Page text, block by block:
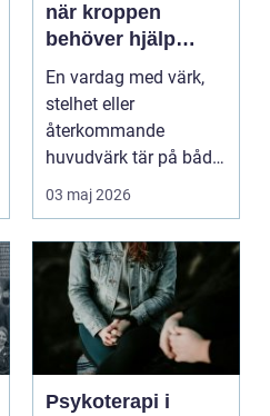
när kroppen
behöver hjälp
tillbaka
En vardag med värk,
stelhet eller
återkommande
huvudvärk tär på både
ork och humör. Många
går länge ...
03 maj 2026
Psykoterapi i